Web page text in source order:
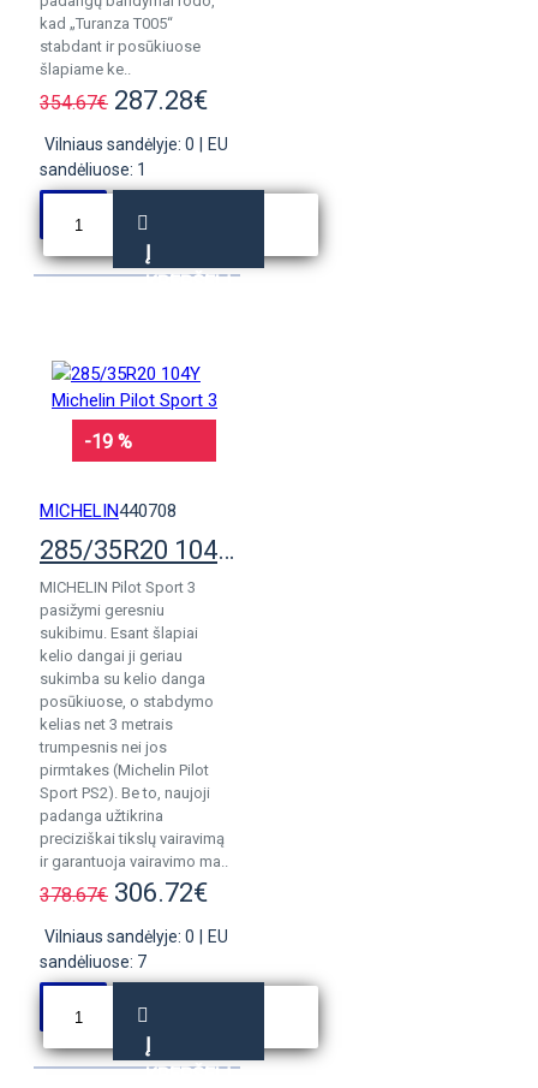
kad „Turanza T005“
stabdant ir posūkiuose
šlapiame ke..
354.67€ 287.28€
Vilniaus sandėlyje: 0
EU
sandėliuose: 1
Į
KREPŠELĮ
-19 %
MICHELIN440708
285/35R20 104Y Michelin Pilot Sport 3
MICHELIN Pilot Sport 3
pasižymi geresniu
sukibimu. Esant šlapiai
kelio dangai ji geriau
sukimba su kelio danga
posūkiuose, o stabdymo
kelias net 3 metrais
trumpesnis nei jos
pirmtakes (Michelin Pilot
Sport PS2). Be to, naujoji
padanga užtikrina
preciziškai tikslų vairavimą
ir garantuoja vairavimo ma..
378.67€ 306.72€
Vilniaus sandėlyje: 0
EU
sandėliuose: 7
Į
KREPŠELĮ